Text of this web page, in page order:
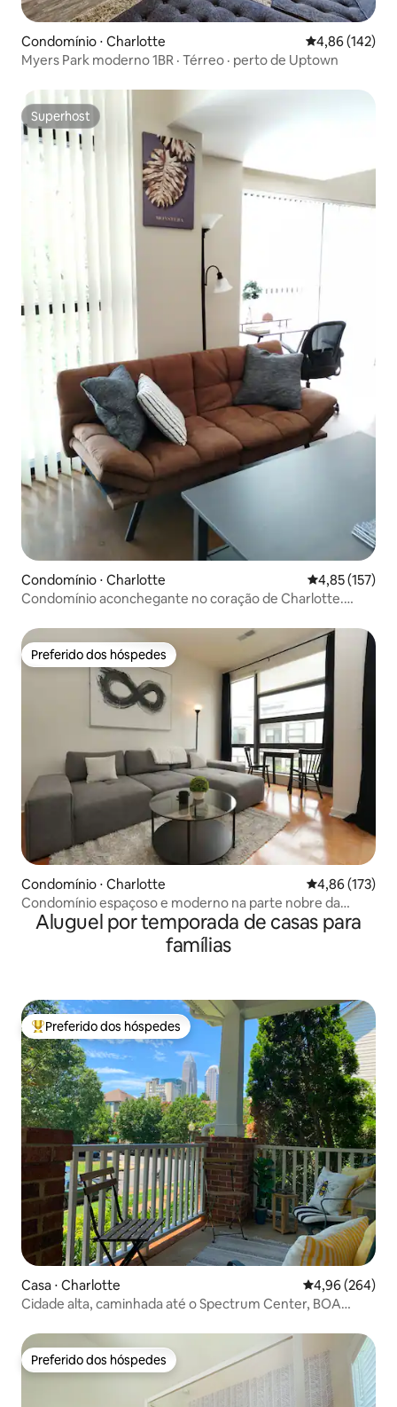
Condomínio ⋅ Charlotte 4,86 de uma
4,86 (142)
Myers Park moderno 1BR · Térreo · perto de Uptown
Superhost
Superhost
Condomínio ⋅ Charlotte 4,85 de uma
4,85 (157)
Condomínio aconchegante no coração de Charlotte.
Preferido dos hóspedes
Preferido dos hóspedes
Condomínio ⋅ Charlotte 4,86 de uma
4,86 (173)
Condomínio espaçoso e moderno na parte nobre da
cidade
Aluguel por temporada de casas para
famílias
Entre os melhores preferidos dos hóspedes
Preferido dos hóspedes
Casa ⋅ Charlotte 4,96 de uma
4,96 (264)
Cidade alta, caminhada até o Spectrum Center, BOA
Preferido dos hóspedes
Preferido dos hóspedes